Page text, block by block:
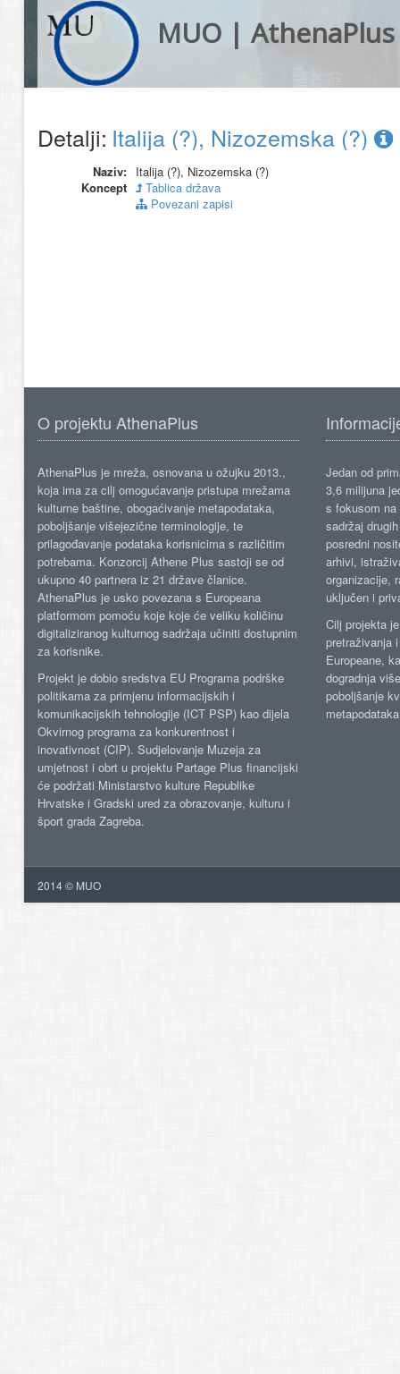
MUO | AthenaPlus
Detalji: Italija (?), Nizozemska (?)
Naziv: Italija (?), Nizozemska (?)
Koncept
Tablica država
Povezani zapisi
O projektu AthenaPlus
AthenaPlus je mreža, osnovana u ožujku 2013.,
koja ima za cilj omogućavanje pristupa mrežama
kulturne baštine, obogaćivanje metapodataka,
poboljšanje višejezične terminologije, te
prilagođavanje podataka korisnicima s različitim
potrebama. Konzorcij Athene Plus sastoji se od
ukupno 40 partnera iz 21 države članice.
AthenaPlus je usko povezana s Europeana
platformom pomoću koje koje će veliku količinu
digitaliziranog kulturnog sadržaja učiniti dostupnim
za korisnike.
Projekt je dobio sredstva EU Programa podrške
politikama za primjenu informacijskih i
komunikacijskih tehnologije (ICT PSP) kao dijela
Okvirnog programa za konkurentnost i
inovativnost (CIP). Sudjelovanje Muzeja za
umjetnost i obrt u projektu Partage Plus financijski
će podržati Ministarstvo kulture Republike
Hrvatske i Gradski ured za obrazovanje, kulturu i
šport grada Zagreba.
Jedan od
3,6 milijuna
s fokusom
sadržaj
posredni
arhivi,
organizacije,
uključen i
Cilj projekta
pretraživanja
Europeane,
dogradnja
poboljšanje
2014 © MUO